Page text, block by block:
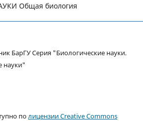
Общая биология
БарГУ Серия "Биологические науки.
науки"
полицензии Creative Commons